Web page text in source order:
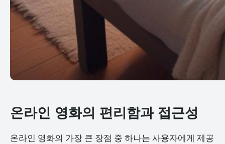
온라인 영화의 편리함과 접근성
온라인 영화의 가장 큰 장점 중 하나는 사용자에게 제공